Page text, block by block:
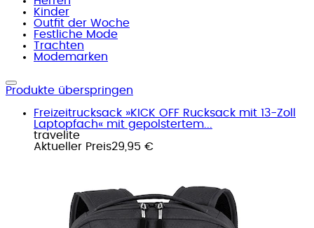
Kinder
Outfit der Woche
Festliche Mode
Trachten
Modemarken
Produkte überspringen
Freizeitrucksack »KICK OFF Rucksack mit 13-Zoll
Laptopfach« mit gepolstertem...
travelite
Aktueller Preis29,95 €